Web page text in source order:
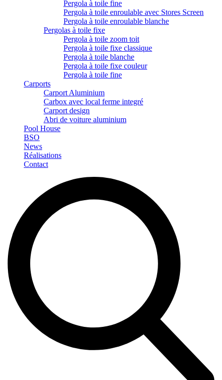
Pergola à toile fine
Pergola à toile enroulable avec Stores Screen
Pergola à toile enroulable blanche
Pergolas à toile fixe
Pergola à toile zoom toit
Pergola à toile fixe classique
Pergola à toile blanche
Pergola à toile fixe couleur
Pergola à toile fine
Carports
Carport Aluminium
Carbox avec local ferme integré
Carport design
Abri de voiture aluminium
Pool House
BSO
News
Réalisations
Contact